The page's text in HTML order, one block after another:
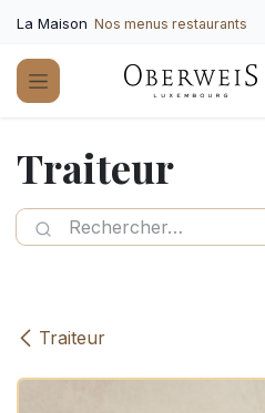
La Maison Nos menus restaurants
Traiteur
Traiteur